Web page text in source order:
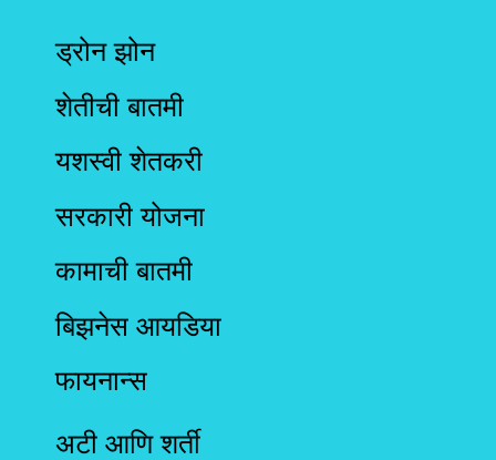
ड्रोन झोन
शेतीची बातमी
यशस्वी शेतकरी
सरकारी योजना
कामाची बातमी
बिझनेस आयडिया
फायनान्स
अटी आणि शर्ती